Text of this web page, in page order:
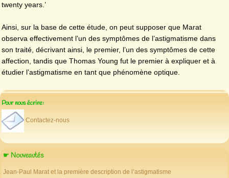
twenty years.’
Ainsi, sur la base de cette étude, on peut supposer que Marat
observa effectivement l’un des symptômes de l’astigmatisme dans
son traité, décrivant ainsi, le premier, l’un des symptômes de cette
affection, tandis que Thomas Young fut le premier à expliquer et à
étudier l’astigmatisme en tant que phénomène optique.
Pour nous écrire:
Contactez-nous
☛ Nouveautés
Jean-Paul Marat et la première description de l’astigmatisme